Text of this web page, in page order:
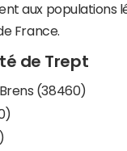
aux populations
France.
de Trept
(38460)